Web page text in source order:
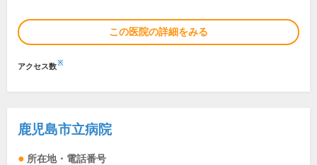
この医院の詳細をみる
アクセス数※
鹿児島市立病院
所在地・電話番号